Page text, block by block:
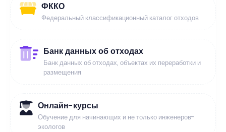
ФККО
Федеральный классификационный каталог отходов
Банк данных об отходах
Банк данных об отходах, объектах их переработки и
размещения
Онлайн-курсы
Обучение для начинающих и не только инженеров-
экологов